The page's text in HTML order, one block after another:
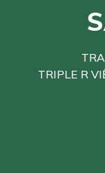
TRIPLE R